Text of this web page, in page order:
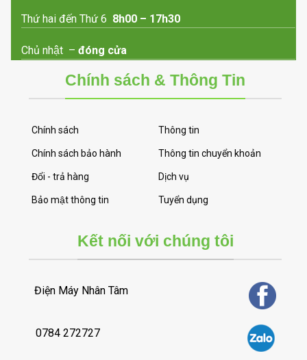
Thứ hai đến Thứ 6 8h00 – 17h30
Chủ nhật –đóng cửa
Chính sách & Thông Tin
Chính sách
Chính sách bảo hành
Đổi - trả hàng
Bảo mật thông tin
Thông tin
Thông tin chuyển khoản
Dịch vụ
Tuyển dụng
Kết nối với chúng tôi
Điện Máy Nhân Tâm
0784 272727